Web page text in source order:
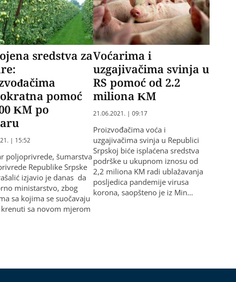
sredstva za
pomoć
KM po
| 15:52
poljoprivrede, šumarstva
Republike Srpske
izjavio je danas da
ministarstvo, zbog
sa kojima se suočavaju
sa novom mjerom
Voćarima i
uzgajivačima svinja u
RS pomoć od 2.2
miliona KM
21.06.2021. | 09:17
Proizvođačima voća i
uzgajivačima svinja u Republici
Srpskoj biće isplaćena sredstva
podrške u ukupnom iznosu od
2,2 miliona KM radi ublažavanja
posljedica pandemije virusa
korona, saopšteno je iz Min…